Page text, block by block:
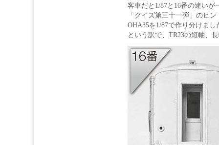
客車だと1/87と16番の違いが
「クイズ第三十一弾」のヒ
OHA35を1/87で作り分けまし
という訳で、TR23の短軸、